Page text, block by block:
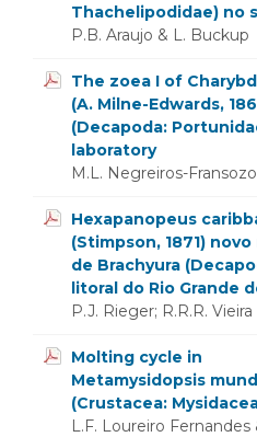
Thachelipodidae) no
P.B. Araujo & L. Buckup
The zoea I of
(A. Milne-Edwards,
(Decapoda:
laboratory
M.L. Negreiros-Fransozo
Hexapanopeus
(Stimpson, 1871)
de Brachyura
litoral do Rio Grande
P.J. Rieger; R.R.R.
Molting cycle in
Metamysidopsis
(Crustacea:
L.F. Loureiro Fernandes